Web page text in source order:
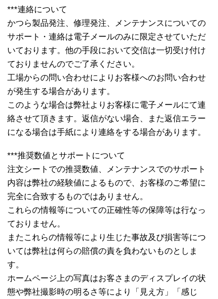
***連絡について
かつら製品発注、修理発注、メンテナンスについての
サポート・連絡は電子メールのみに限定させていただ
いております。他の手段において交信は一切受け付け
ておりませんのでご了承ください。
工場からの問い合わせによりお客様へのお問い合わせ
が発生する場合があります。
このような場合は弊社よりお客様に電子メールにて連
絡させて頂きます。返信がない場合、また返信エラー
になる場合は手紙により連絡をする場合があります。
***推奨数値とサポートについて
注文シートでの推奨数値、メンテナンスでのサポート
内容は弊社の経験値によるもので、お客様のご希望に
完全に合致するものではありません。
これらの情報等についての正確性等の保障等は行なっ
ておりません。
またこれらの情報等により生じた事故及び損害等につ
いては弊社は何らの賠償の責を負わないものとしま
す。
ホームページ上の写真はお客さまのディスプレイの状
態や弊社撮影時の明るさ等により「見え方」「感じ